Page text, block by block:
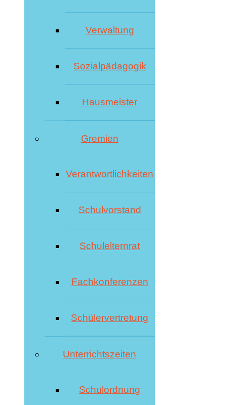
Verwaltung
Sozialpädagogik
Hausmeister
Gremien
Verantwortlichkeiten
Schulvorstand
Schulelternrat
Fachkonferenzen
Schülervertretung
Unterrichtszeiten
Schulordnung